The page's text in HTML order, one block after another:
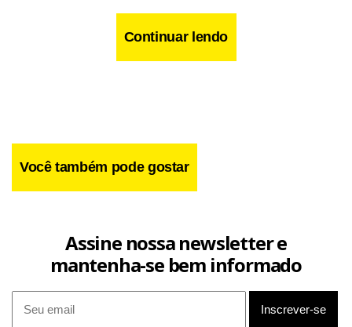
que torna o acessório um apoio na manutenção da
temperatura corporal e na prevenção da hipotermia.
Continuar lendo
Você também pode gostar
Assine nossa newsletter e
mantenha-se bem informado